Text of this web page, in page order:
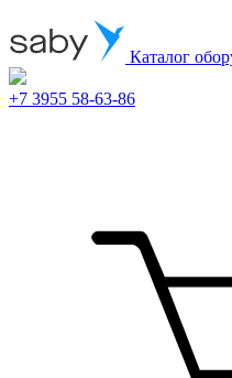
Каталог
+7 3955 58-63-86